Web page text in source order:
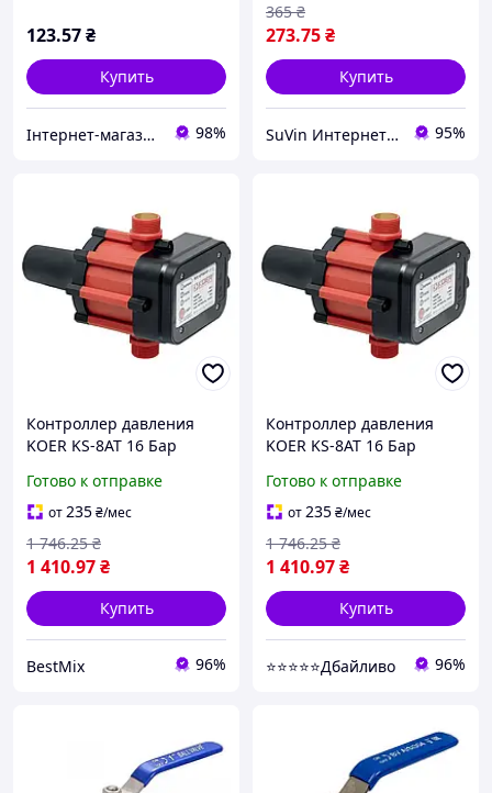
123.57₴
Купить
Інтернет-магазин зі складу в Одесі - УкрГосСклад 98%
273.75₴
365 ₴
Купить
SuVin Интернет-магазин 95%
Контроллер давления
KOER KS-8AT 16 Бар
хром
Готово к отправке
от235₴/мес
1 410.97₴
1 746.25 ₴
Купить
BestMix 96%
Контроллер давления
KOER KS-8AT 16 Бар
хром (828269)
Готово к отправке
от235₴/мес
1 410.97₴
1 746.25 ₴
Купить
⭐⭐⭐⭐⭐Дбайливо 96%